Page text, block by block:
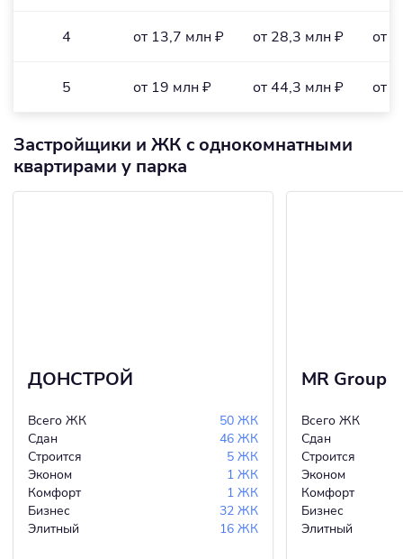
4 от 13,7 млн ₽ от 28,3 млн ₽ от
5 от 19 млн ₽ от 44,3 млн ₽ от
Застройщики и ЖК c однокомнатными
квартирами у парка
ДОНСТРОЙ
Всего ЖК
50 ЖК
Сдан
46 ЖК
Строится
5 ЖК
Эконом
1 ЖК
Комфорт
1 ЖК
Бизнес
32 ЖК
Элитный
16 ЖК
MR Group
Всего ЖК
Сдан
Строится
Эконом
Комфорт
Бизнес
Элитный